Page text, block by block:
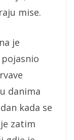
mise.
je
danima
kada se
zatim